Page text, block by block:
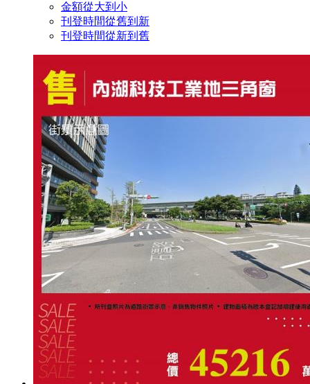
金額從大到小
刊登時間從舊到新
刊登時間從新到舊